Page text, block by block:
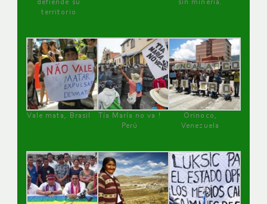
defiende su
territorio
sin minería.
Vale mata, Brasil
Tía María no va !
Perú
Orinoco,
Venezuela